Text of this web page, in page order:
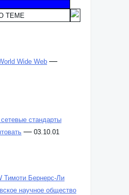
ТЕМЕ
Wide Web —
стандарты
— 03.10.01
Тимоти Бернерс-Ли
научное общество